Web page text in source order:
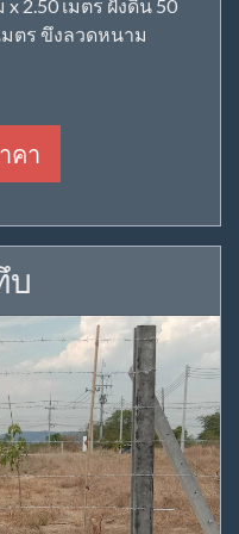
2.50 เมตร ฝังดิน 50
มตร ขึงลวดหนาม
คา
บ